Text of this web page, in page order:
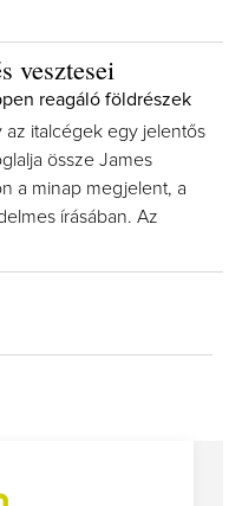
vesztesei
reagáló földrészek
az italcégek egy jelentős
össze James
a minap megjelent, a
írásában. Az